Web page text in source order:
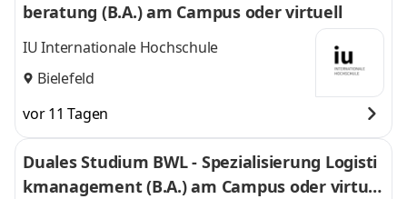
beratung (B.A.) am Campus oder virtuell
IU Internationale Hochschule
Bielefeld
vor 11 Tagen
Duales Studium BWL - Spezialisierung Logisti
kmanagement (B.A.) am Campus oder virtuel